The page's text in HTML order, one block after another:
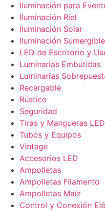
Iluminación para
Iluminación Riel
Iluminación Solar
Iluminación Sumergible
LED de Escritorio y
Luminarias Embutidas
Luminarias
Recargable
Rústico
Seguridad
Tiras y Mangueras LED
Tubos y Equipos
Vintage
Accesorios LED
Ampolletas
Ampolletas Filamento
Ampolletas Maíz
Control y Conexión